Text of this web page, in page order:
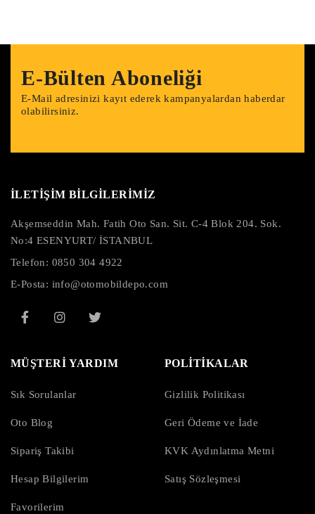
E-Bülten Aboneliği
E-Mail adresinizi kayıt ederek kampanyalardan haberdar
olabilirsiniz.
İLETİŞİM BİLGİLERİMİZ
Akşemseddin Mah. Fatih Oto San. Sit. C-4 Blok 204. Sok.
No:4 ESENYURT/ İSTANBUL
Telefon: 0850 304 4922
E-Posta: info@otomobildepo.com
MÜŞTERİ YARDIM
Sık Sorulanlar
Oto Blog
Sipariş Takibi
Hesap Bilgilerim
Favorilerim
POLİTİKALAR
Gizlilik Politikası
Geri Ödeme ve İade
KVK Aydınlatma Metni
Satış Sözleşmesi